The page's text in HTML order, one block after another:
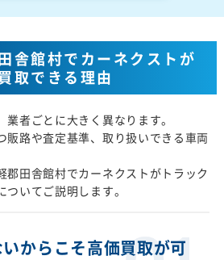
舎館村でカーネクストが
取できる理由
業者ごとに大きく異なります。
販路や査定基準、取り扱いできる車両
郡田舎館村でカーネクストがトラック
いてご説明します。
からこそ高価買取が可